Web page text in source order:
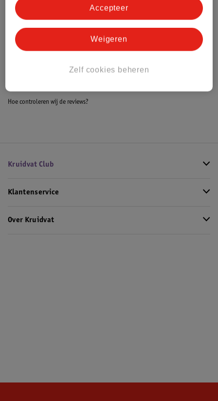
Bestel & Bezorginformatie
Hoe controleren wij de reviews?
Kruidvat Club
Klantenservice
Over Kruidvat
Zelf cookies beheren
Weigeren
Accepteer